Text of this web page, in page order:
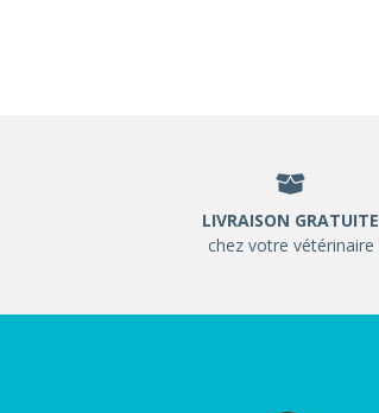
LIVRAISON GRATUITE
chez votre vétérinaire